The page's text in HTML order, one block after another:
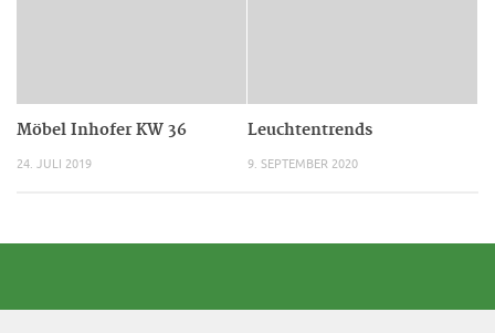
Möbel Inhofer KW 36
24. JULI 2019
Leuchtentrends
9. SEPTEMBER 2020